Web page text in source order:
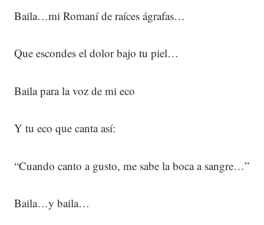
Baila…mi Romaní de raíces ágrafas…
Que escondes el dolor bajo tu piel…
Baila para la voz de mi eco
Y tu eco que canta así:
“Cuando canto a gusto, me sabe la boca a sangre…”
Baila…y baila…